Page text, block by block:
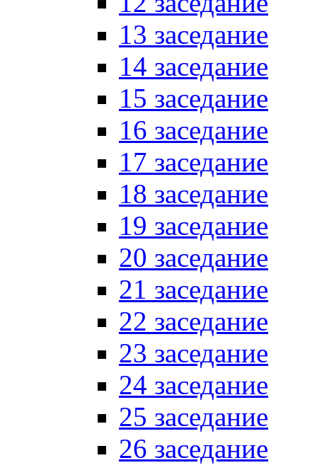
13 заседание
14 заседание
15 заседание
16 заседание
17 заседание
18 заседание
19 заседание
20 заседание
21 заседание
22 заседание
23 заседание
24 заседание
25 заседание
26 заседание